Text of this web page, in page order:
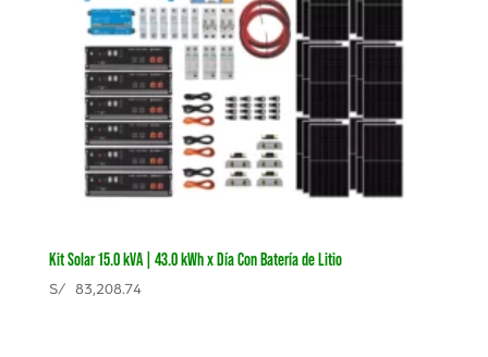
Kit Solar 15.0 kVA | 43.0 kWh x Día Con Batería de Litio
S/83,208.74